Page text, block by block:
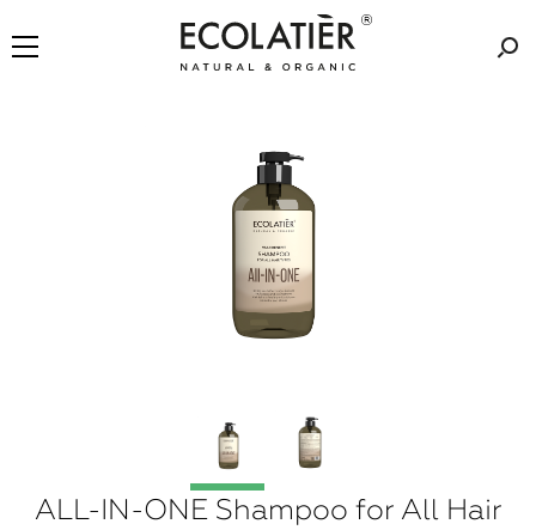
ALL-IN-ONE Shampoo for All Hair